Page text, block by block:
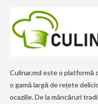
Culinar.md este o platformă
o gamă largă de rețete
ocaziile. De la mâncăruri